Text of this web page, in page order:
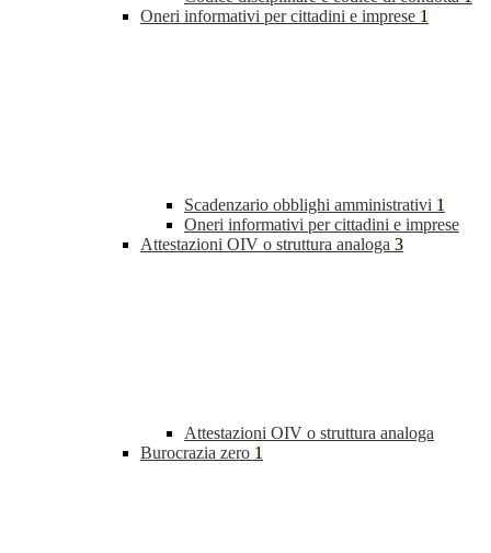
Oneri informativi per cittadini e imprese 1
Scadenzario obblighi amministrativi 1
Oneri informativi per cittadini e imprese
Attestazioni OIV o struttura analoga 3
Attestazioni OIV o struttura analoga
Burocrazia zero 1